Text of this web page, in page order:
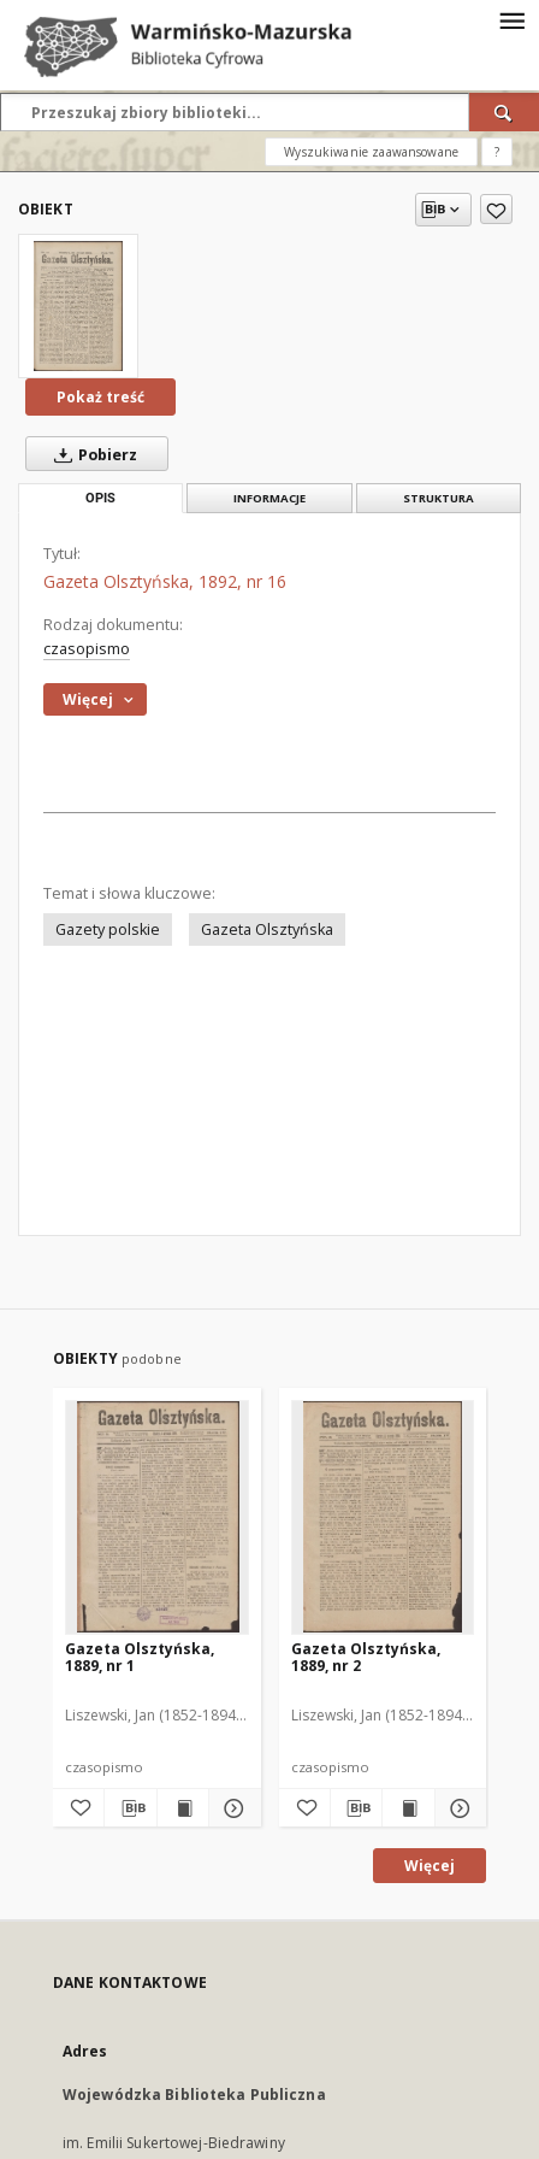
Wyszukiwanie zaawansowane ?
OBIEKT
Pokaż treść
Pobierz
OPIS INFORMACJE STRUKTURA
Tytuł:
Gazeta Olsztyńska, 1892, nr 16
Rodzaj dokumentu:
czasopismo
Więcej
Temat i słowa kluczowe:
Gazety polskie
Gazeta Olsztyńska
OBIEKTY podobne
Gazeta Olsztyńska,
1889, nr 1
Liszewski, Jan (1852-1894). Red.
czasopismo
Gazeta Olsztyńska,
1889, nr 2
Liszewski, Jan (1852-1894). Red.
czasopismo
Więcej
DANE KONTAKTOWE
Adres
Wojewódzka Biblioteka Publiczna
im. Emilii Sukertowej-Biedrawiny